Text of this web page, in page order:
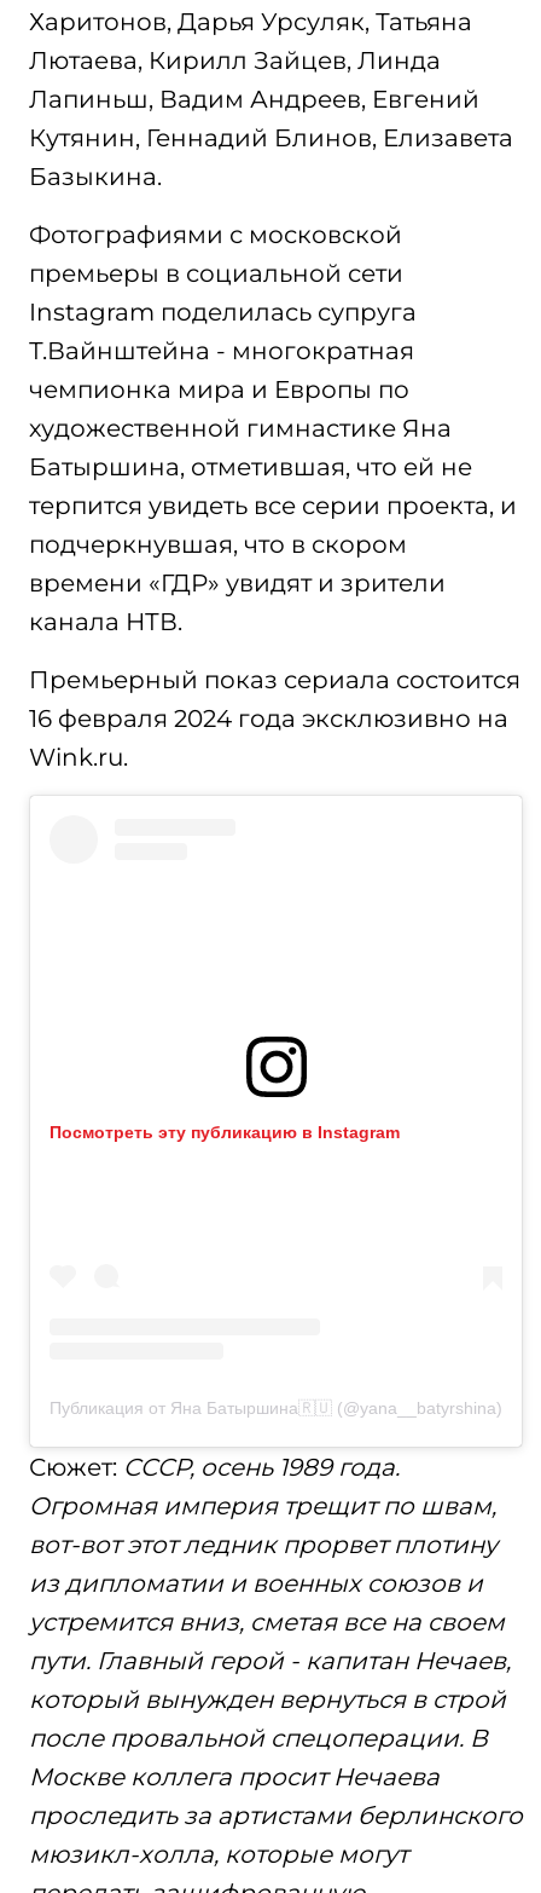
Харитонов, Дарья Урсуляк, Татьяна
Лютаева, Кирилл Зайцев, Линда
Лапиньш, Вадим Андреев, Евгений
Кутянин, Геннадий Блинов, Елизавета
Базыкина.
Фотографиями с московской
премьеры в социальной сети
Instagram поделилась супруга
Т.Вайнштейна - многократная
чемпионка мира и Европы по
художественной гимнастике Яна
Батыршина, отметившая, что ей не
терпится увидеть все серии проекта, и
подчеркнувшая, что в скором
времени «ГДР» увидят и зрители
канала НТВ.
Премьерный показ сериала состоится
16 февраля 2024 года эксклюзивно на
Wink.ru.
Посмотреть эту публикацию в Instagram
Публикация от Яна Батыршина🇷🇺 (@yana__batyrshina)
Сюжет: СССР, осень 1989 года.
Огромная империя трещит по швам,
вот-вот этот ледник прорвет плотину
из дипломатии и военных союзов и
устремится вниз, сметая все на своем
пути. Главный герой - капитан Нечаев,
который вынужден вернуться в строй
после провальной спецоперации. В
Москве коллега просит Нечаева
проследить за артистами берлинского
мюзикл-холла, которые могут